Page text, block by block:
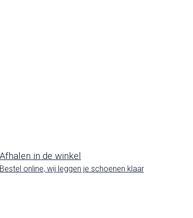
Afhalen in de winkel
Bestel online, wij leggen je schoenen klaar